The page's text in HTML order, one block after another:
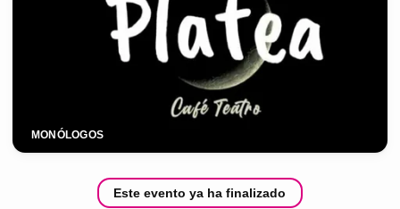
MONÓLOGOS
Este evento ya ha finalizado